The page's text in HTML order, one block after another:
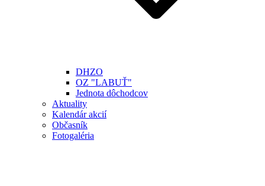
DHZO
OZ "LABUŤ"
Jednota dôchodcov
Aktuality
Kalendár akcií
Občasník
Fotogaléria